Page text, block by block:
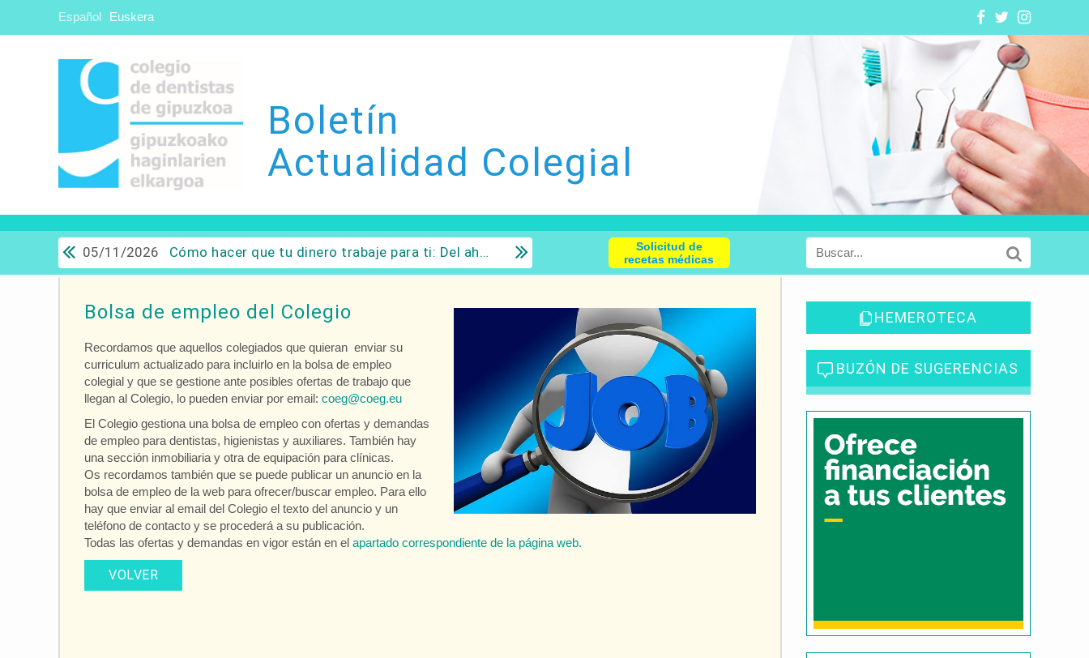
Español Euskera
Boletín
Actualidad Colegial
05/11/2026 Cómo hacer que tu dinero trabaje para ti: Del ahorro a la inversión con sentido común.
Solicitud de
recetas médicas
Bolsa de empleo del Colegio
Recordamos que aquellos colegiados que quieran enviar su
curriculum actualizado para incluirlo en la bolsa de empleo
colegial y que se gestione ante posibles ofertas de trabajo que
llegan al Colegio, lo pueden enviar por email: coeg@coeg.eu
El Colegio gestiona una bolsa de empleo con ofertas y demandas
de empleo para dentistas, higienistas y auxiliares. También hay
una sección inmobiliaria y otra de equipación para clínicas.
Os recordamos también que se puede publicar un anuncio en la
bolsa de empleo de la web para ofrecer/buscar empleo. Para ello
hay que enviar al email del Colegio el texto del anuncio y un
teléfono de contacto y se procederá a su publicación.
Todas las ofertas y demandas en vigor están en el apartado correspondiente de la página web.
VOLVER
HEMEROTECA
BUZÓN DE SUGERENCIAS